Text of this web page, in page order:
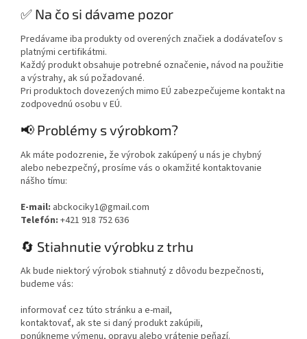
✅ Na čo si dávame pozor
Predávame iba produkty od overených značiek a dodávateľov s
platnými certifikátmi.
Každý produkt obsahuje potrebné označenie, návod na použitie
a výstrahy, ak sú požadované.
Pri produktoch dovezených mimo EÚ zabezpečujeme kontakt na
zodpovednú osobu v EÚ.
📢 Problémy s výrobkom?
Ak máte podozrenie, že výrobok zakúpený u nás je chybný
alebo nebezpečný, prosíme vás o okamžité kontaktovanie
nášho tímu:
E-mail: abckociky1@gmail.com
Telefón: +421 918 752 636
🔄 Stiahnutie výrobku z trhu
Ak bude niektorý výrobok stiahnutý z dôvodu bezpečnosti,
budeme vás:
informovať cez túto stránku a e-mail,
kontaktovať, ak ste si daný produkt zakúpili,